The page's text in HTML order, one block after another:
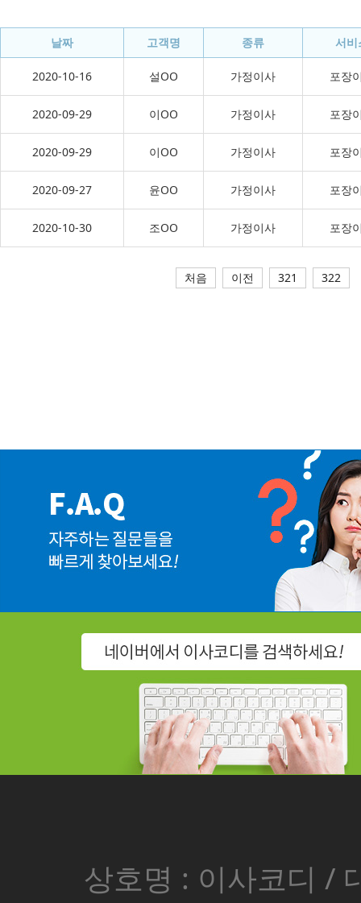
날짜 고객명 종류 서비
2020-10-16 설OO 가정이사 포장
2020-09-29 이OO 가정이사 포장
2020-09-29 이OO 가정이사 포장
2020-09-27 윤OO 가정이사 포장
2020-10-30 조OO 가정이사 포장
처음 이전 321 322
상호명 : 이사코디 /